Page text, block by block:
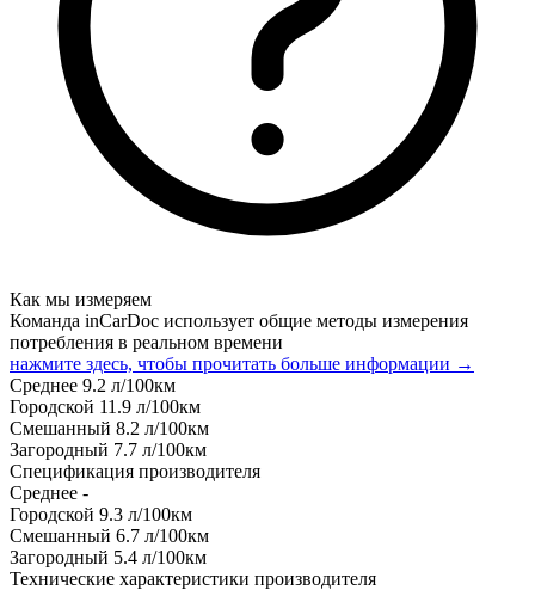
Как мы измеряем
Команда inCarDoc использует общие методы измерения
потребления в реальном времени
нажмите здесь, чтобы прочитать больше информации →
Среднее 9.2 л/100км
Городской 11.9 л/100км
Смешанный 8.2 л/100км
Загородный 7.7 л/100км
Спецификация производителя
Среднее -
Городской 9.3 л/100км
Смешанный 6.7 л/100км
Загородный 5.4 л/100км
Технические характеристики производителя